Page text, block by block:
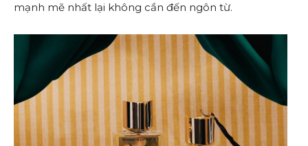
mạnh mẽ nhất lại không cần đến ngôn từ.